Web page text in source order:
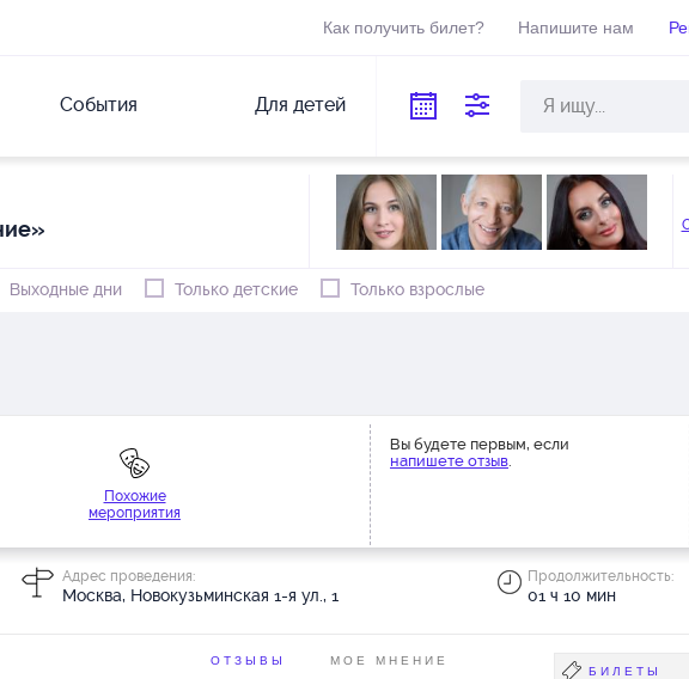
Как получить билет? Напишите нам
События Для детей
Выходные дни Только детские Только взрослые
Похожие
мероприятия
Вы будете первым, если
напишете отзыв.
Адрес проведения:
Москва, Новокузьминская 1-я ул., 1
Продолжительность:
01 ч 10 мин
ОТЗЫВЫ МОЕ МНЕНИЕ
БИЛЕТЫ